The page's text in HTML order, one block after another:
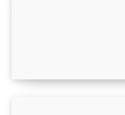
Как выбрать